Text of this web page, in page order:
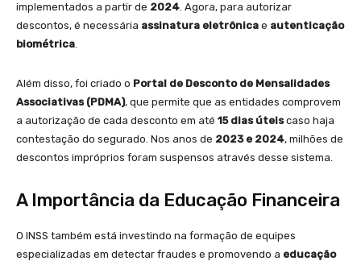
implementados a partir de 2024. Agora, para autorizar
descontos, é necessária assinatura eletrônica e autenticação
biométrica.
Além disso, foi criado o Portal de Desconto de Mensalidades
Associativas (PDMA), que permite que as entidades comprovem
a autorização de cada desconto em até 15 dias úteiscaso haja
contestação do segurado. Nos anos de 2023 e 2024, milhões de
descontos impróprios foram suspensos através desse sistema.
A Importância da Educação Financeira
O INSS também está investindo na formação de equipes
especializadas em detectar fraudes e promovendo a educação